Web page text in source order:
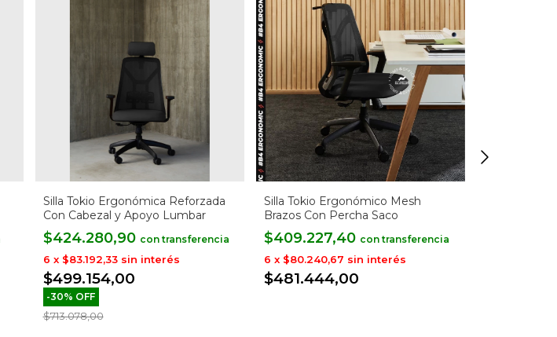
Silla Tokio Ergonómica Reforzada
Con Cabezal y Apoyo Lumbar
$424.280,90 con
$499.154,00
-30% OFF
$713.078,00
6 x $83.192,33 sin interés
Silla Tokio Ergonómico Mesh
Brazos Con Percha Saco
$409.227,40 con
$481.444,00
6 x $80.240,67 sin interés